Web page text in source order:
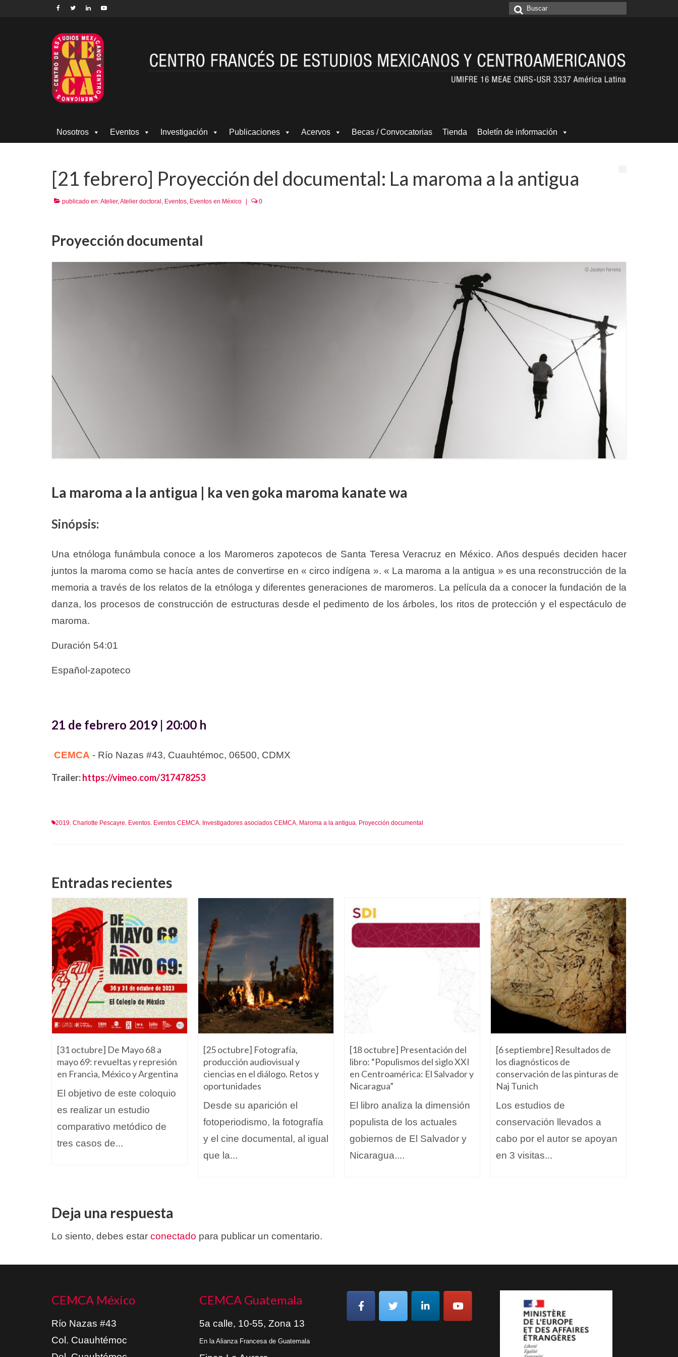
Buscar
Nosotros Eventos Investigación Publicaciones Acervos Becas / Convocatorias Tienda Boletín de información
[21 febrero] Proyección del documental: La maroma a la antigua
publicado en:Atelier, Atelier doctoral Eventos Eventos en México | 0
Proyección documental
La maroma a la antigua | ka ven goka maroma kanate wa
Sinópsis:
Una etnóloga funámbula conoce a los Maromeros zapotecos de Santa Teresa Veracruz en México. Años después deciden hacer
juntos la maroma como se hacía antes de convertirse en « circo indígena ». « La maroma a la antigua » es una reconstrucción de la
memoria a través de los relatos de la etnóloga y diferentes generaciones de maromeros. La película da a conocer la fundación de la
danza, los procesos de construcción de estructuras desde el pedimento de los árboles, los ritos de protección y el espectáculo de
maroma.
Duración 54:01
Español-zapoteco
21 de febrero 2019 | 20:00 h
CEMCA - Río Nazas #43, Cuauhtémoc, 06500, CDMX
Trailer:https://vimeo.com/317478253
2019 Charlotte Pescayre Eventos Eventos CEMCA Investigadores asociados CEMCA Maroma a la antigua Proyección documental
Entradas recientes
[31 octubre] De Mayo 68 a
mayo 69: revueltas y represión
en Francia, México y Argentina
El objetivo de este coloquio
es realizar un estudio
comparativo metódico de
tres casos de...
[25 octubre] Fotografía,
producción audiovisual y
ciencias en el diálogo. Retos y
oportunidades
Desde su aparición el
fotoperiodismo, la fotografía
y el cine documental, al igual
que la...
[18 octubre] Presentación del
libro: “Populismos del siglo XXI
en Centroamérica: El Salvador y
Nicaragua”
El libro analiza la dimensión
populista de los actuales
gobiernos de El Salvador y
Nicaragua....
[6 septiembre] Resultados de
los diagnósticos de
conservación de las pinturas de
Naj Tunich
Los estudios de
conservación llevados a
cabo por el autor se apoyan
en 3 visitas...
Deja una respuesta
Lo siento, debes estar conectado para publicar un comentario.
CEMCA México
Río Nazas #43
Col. Cuauhtémoc
CEMCA Guatemala
5a calle, 10-55, Zona 13
En la Alianza Francesa de Guatemala